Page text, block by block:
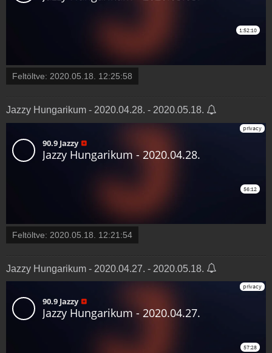
Feltöltve: 2020.05.18. 12:25:58
Jazzy Hungarikum - 2020.04.28. - 2020.05.18.
Feltöltve: 2020.05.18. 12:21:54
Jazzy Hungarikum - 2020.04.27. - 2020.05.18.